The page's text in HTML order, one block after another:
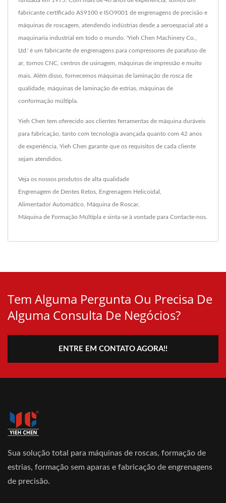
fabricante certificado AS9100 e ISO9001 de engrenagens de precisão e
máquinas de roscagem, atendendo indústrias desde a aeroespacial até a
maquinaria industrial em todo o mundo. 'Yieh Chen Machinery Co.,
Ltd.' é um fabricante de engrenagens para compressores de parafuso de
ar, tornos CNC, centros de usinagem, máquinas de impressão e muito
mais. Além disso, fornecemos máquinas de laminação de rosca de
qualidade, máquinas de laminação de estrias, máquinas de
conformação múltipla.
Yieh Chen tem oferecido aos clientes ferramentas de máquina duráveis
para fabricação, tanto com tecnologia avançada quanto com 42 anos
de experiência, Yieh Chen garante que os requisitos de cada cliente
sejam atendidos.
Veja os nossos produtos de alta qualidade
Engrenagem de Dentes Retos Engrenagem Helicoidal
Alimentador Automático Máquina de Roscar,
Máquina de Formação Múltipla e sinta-se à vontade para Contacte-nos
Tem Alguma Pergunta Ou Precisa De
Alguma Consulta De Negócios?
ENTRE EM CONTATO AGORA!!
Sua solução total para máquinas de roscas, formação de
estrias, formação sem aparas e fabricação de engrenagens
de precisão.